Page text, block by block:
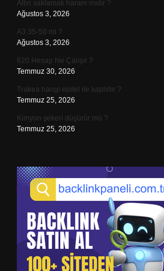
Altın saklamak haram mıdır ?
Ağustos 3, 2026
A3 35-50 mi ?
Ağustos 3, 2026
620 Hesap Ne Çalışır ?
Temmuz 30, 2026
Trakea hangi epitel ile kaplıdır ?
Temmuz 25, 2026
Kimyon şekeri düşürür mü ?
Temmuz 25, 2026